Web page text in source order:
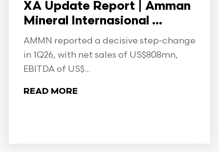
XA Update Report | Amman
Mineral Internasional ...
AMMN reported a decisive step-change
in 1Q26, with net sales of US$808mn,
EBITDA of US$...
READ MORE